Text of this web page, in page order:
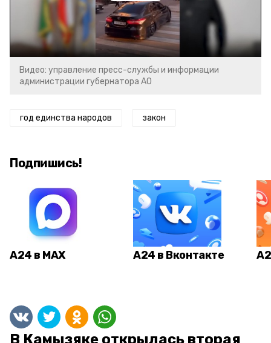
Video
Видео: управление пресс-службы и информации
администрации губернатора АО
год единства народов закон
Подпишись!
А24 в MAX А24 в Вконтакте
В Камызяке открылась вторая